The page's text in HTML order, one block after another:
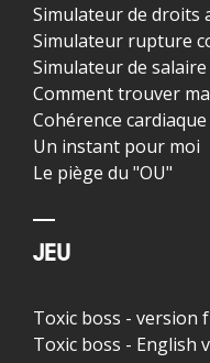
Simulateur de droits
Simulateur rupture
Simulateur de
Comment trouver
Cohérence cardiaque
Un instant pour moi
Le piège du "OU"
JEU
Toxic boss - version
Toxic boss - English